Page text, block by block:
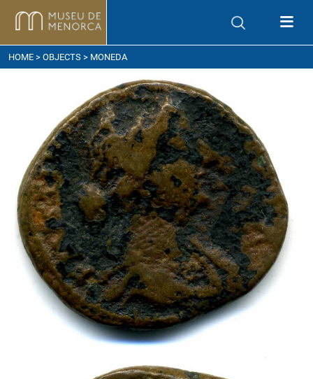
to get here
HOME > OBJECTS > MONEDA